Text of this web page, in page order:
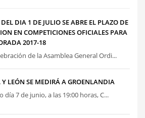
DIA 1 DE JULIO SE ABRE EL PLAZO DE
EN COMPETICIONES OFICIALES PARA
2017-18
de la Asamblea General Ordi...
Y LEÓN SE MEDIRÁ A GROENLANDIA
día 7 de junio, a las 19:00 horas, C...